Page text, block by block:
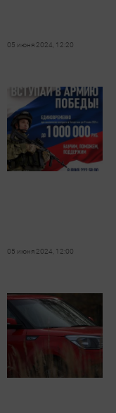
05 июня 2024, 12:20
05 июня 2024, 12:00